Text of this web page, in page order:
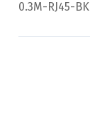
0.3M-RJ45-BK